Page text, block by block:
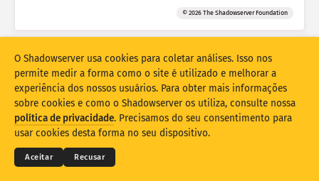
Baixar como PNG Sobre esses dados
honeypot cofinanciadas pelo Connecting Europe Facility da UE.
© 2026 The Shadowserver Foundation
© 2026THE SHADOWSERVER FOUNDATION
Privacidade e termos
Contate-nos Créditos
O Shadowserver usa cookies para coletar análises. Isso nos
permite medir a forma como o site é utilizado e melhorar a
experiência dos nossos usuários. Para obter mais informações
sobre cookies e como o Shadowserver os utiliza, consulte nossa
política de privacidade. Precisamos do seu consentimento para
usar cookies desta forma no seu dispositivo.
Aceitar Recusar